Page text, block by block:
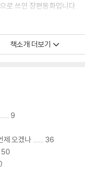
로 쓰인 장편동화입니다.
대사 동화〉 시리즈는 전 7권
1950년대부터 2000년대
화 시리즈입니다. 굴곡지고
음으로 삶을 견뎌낸 이야기
아닌, 창작동화에 맞게 당
지금 주위에서 벌어지고
해 줍니다.
책소개 더보기
9
오겠나 ....... 36
50